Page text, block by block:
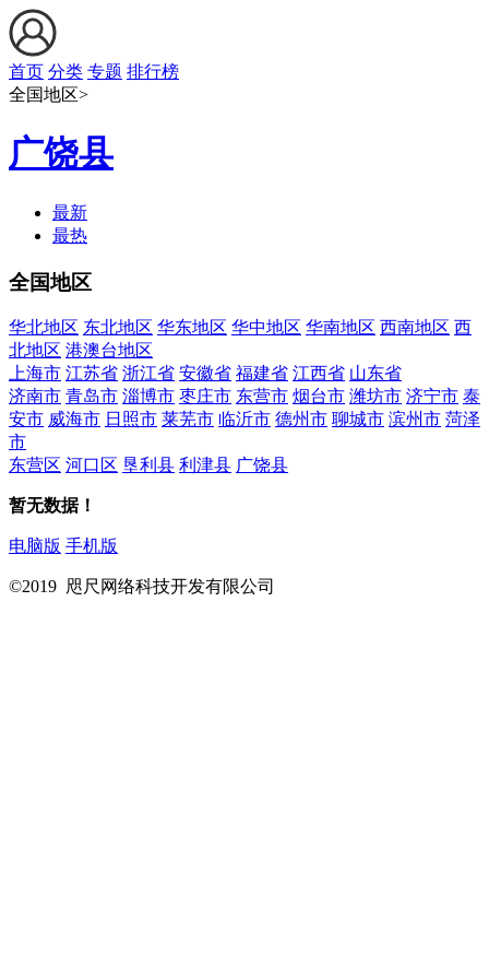
首页 分类 专题 排行榜
全国地区>
广饶县
最新
最热
全国地区
华北地区 东北地区 华东地区 华中地区 华南地区 西南地区 西
北地区 港澳台地区
上海市 江苏省 浙江省 安徽省 福建省 江西省 山东省
济南市 青岛市 淄博市 枣庄市 东营市 烟台市 潍坊市 济宁市 泰
安市 威海市 日照市 莱芜市 临沂市 德州市 聊城市 滨州市 菏泽
市
东营区 河口区 垦利县 利津县 广饶县
暂无数据！
电脑版 手机版
©2019 咫尺网络科技开发有限公司